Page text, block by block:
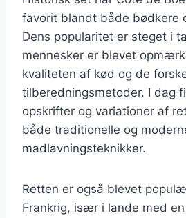
favorit blandt både bødkere
Dens popularitet er steget i
mennesker er blevet
kvaliteten af kød og de
tilberedningsmetoder. I dag
opskrifter og variationer af
både traditionelle og
madlavningsteknikker.
Retten er også blevet
Frankrig, især i lande med